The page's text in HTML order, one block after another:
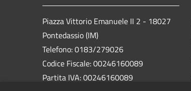
Piazza Vittorio Emanuele II 2 - 18027
Pontedassio (IM)
Telefono: 0183/279026
Codice Fiscale: 00246160089
Partita IVA: 00246160089